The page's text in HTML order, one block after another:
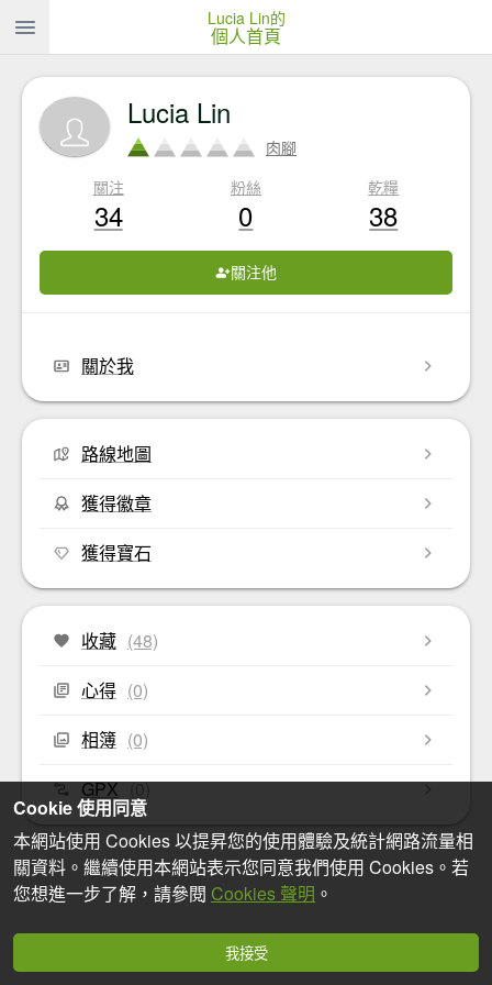
Lucia Lin的
個人首頁
Lucia Lin
肉腳
關注
34
粉絲
0
乾糧
38
關注他
關於我
路線地圖
獲得徽章
獲得寶石
收藏 (48)
心得 (0)
相簿 (0)
GPX (0)
Cookie 使用同意
本網站使用 Cookies 以提昇您的使用體驗及統計網路流量相
關資料。繼續使用本網站表示您同意我們使用 Cookies。若
您想進一步了解，請參閱 Cookies 聲明 。
我接受